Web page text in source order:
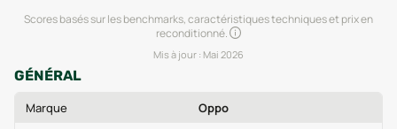
Scores basés sur les benchmarks, caractéristiques techniques et prix en
reconditionné.
Mis à jour : Mai 2026
GÉNÉRAL
Marque
Oppo